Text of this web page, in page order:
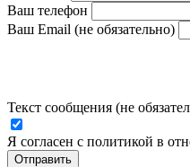
Ваш телефон
Ваш Email (не обязательно)
Текст сообщения (не
Я согласен с политикой в
Отправить